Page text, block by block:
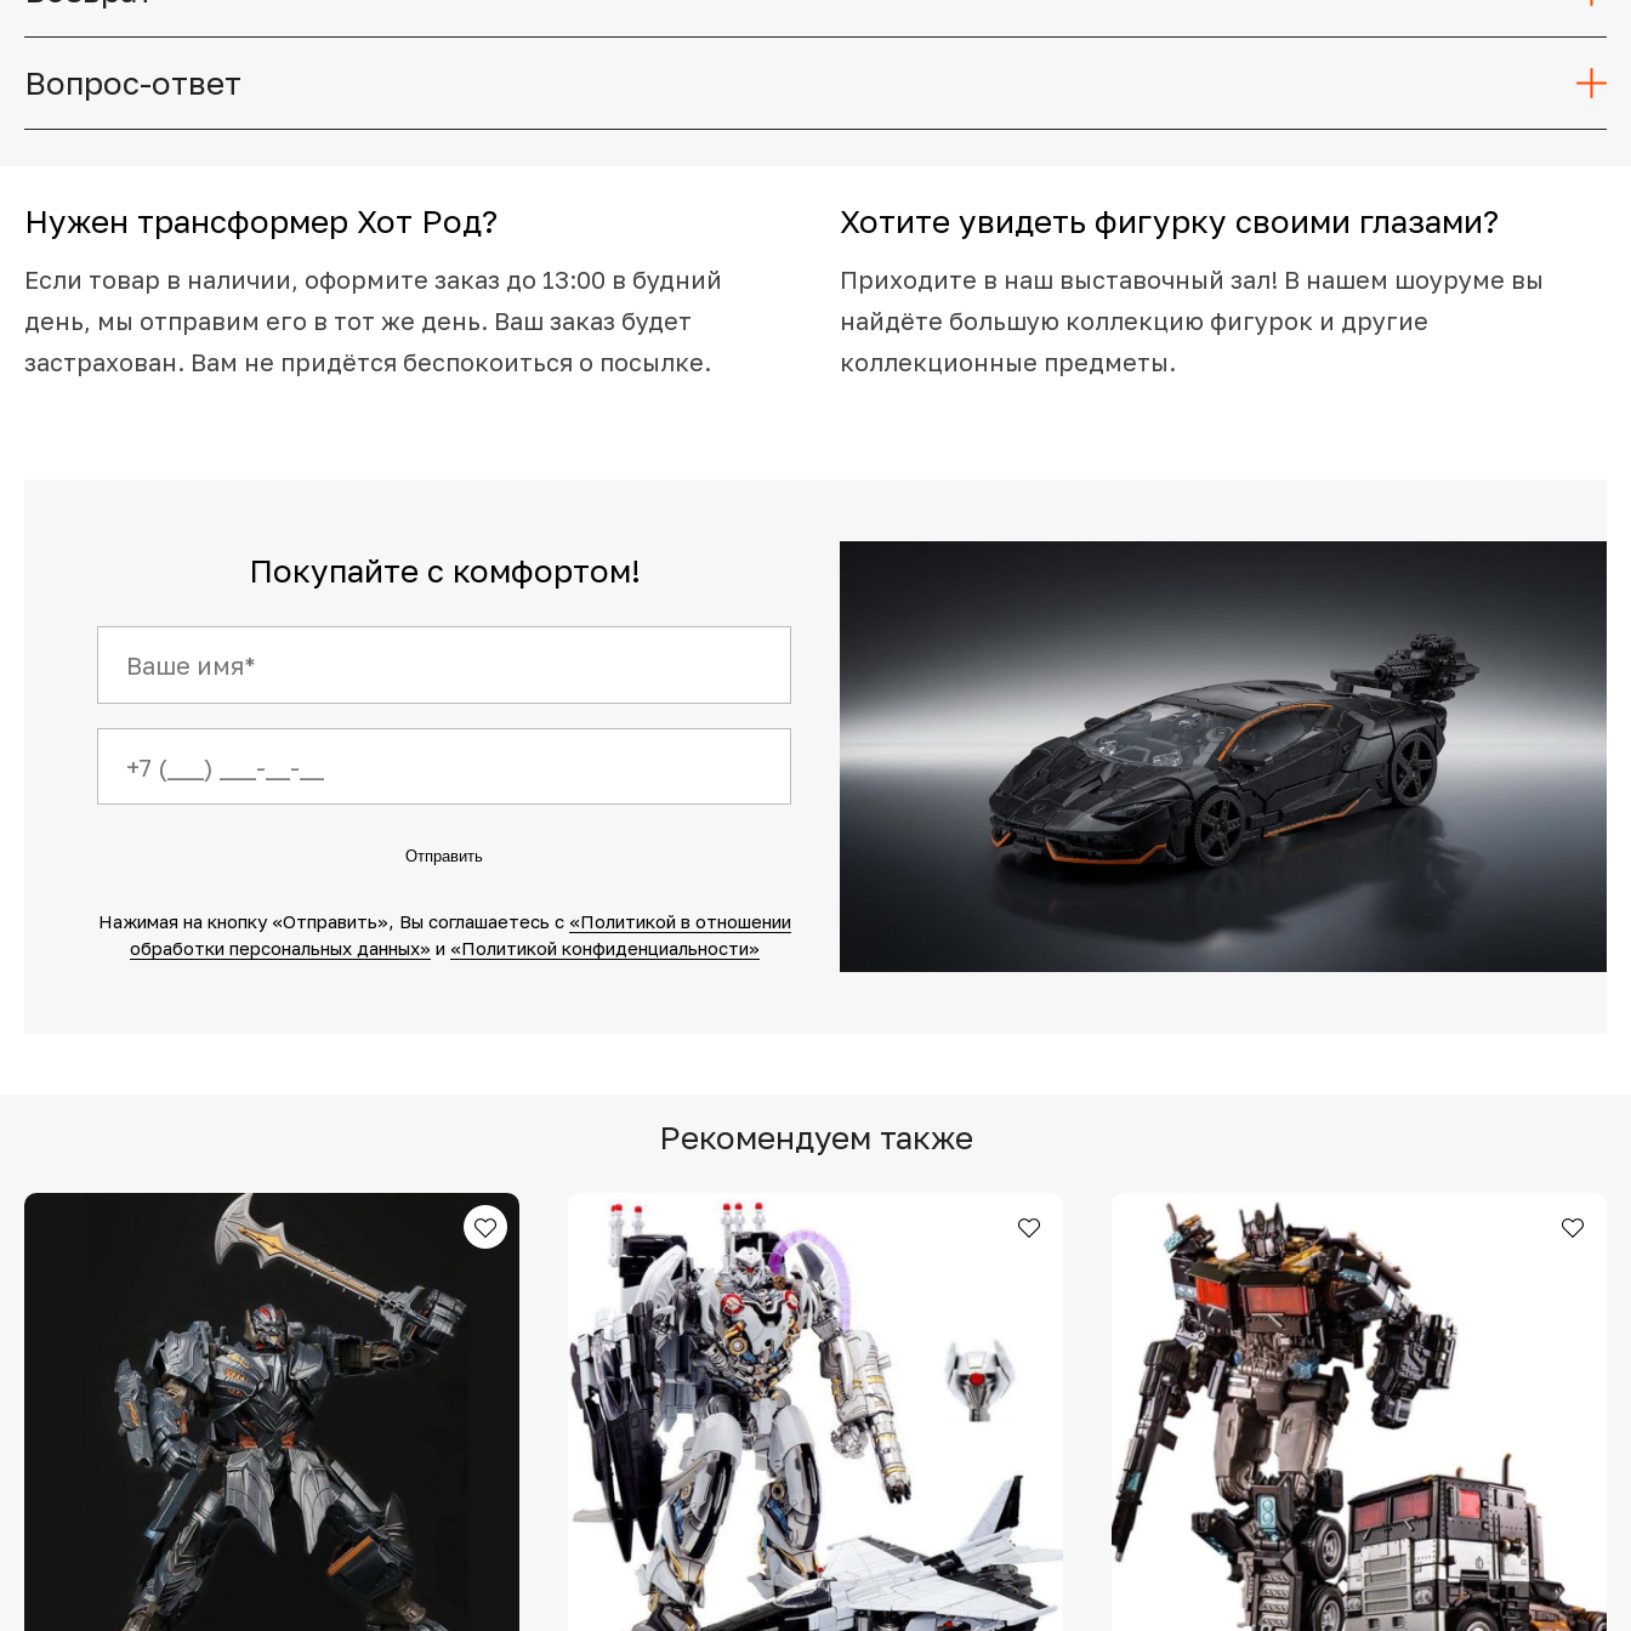
Вопрос-ответ
Нужен трансформер Хот Род?
Если товар в наличии, оформите заказ до 13:00 в будний
день, мы отправим его в тот же день. Ваш заказ будет
застрахован. Вам не придётся беспокоиться о посылке.
Хотите увидеть фигурку своими глазами?
Приходите в наш выставочный зал! В нашем шоуруме вы
найдёте большую коллекцию фигурок и другие
коллекционные предметы.
Покупайте с комфортом!
Отправить
Нажимая на кнопку «Отправить»‎, Вы соглашаетесь c «Политикой в отношении
обработки персональных данных»‎ ‎ и «Политикой конфиденциальности»
Рекомендуем также